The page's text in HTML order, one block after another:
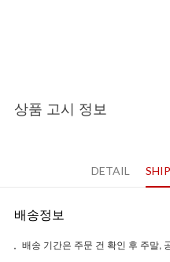
상품 고시 정보
DETAIL
배송정보
배송 기간은 주문 건 확인 후 주말,